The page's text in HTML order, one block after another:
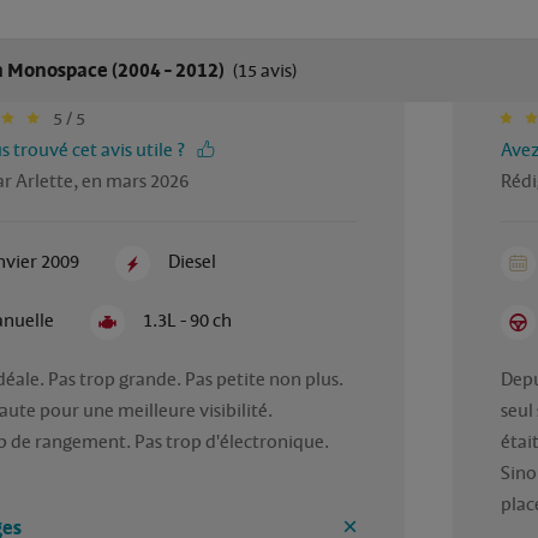
(2004 - 2012) (15 avis)
5 / 5
trouvé cet avis utile ?
Arlette, en mars 2026
2009 Diesel
1.3L - 90 ch
Pas trop grande. Pas petite non plus.
pour une meilleure visibilité.
de rangement. Pas trop d'électronique.
seul